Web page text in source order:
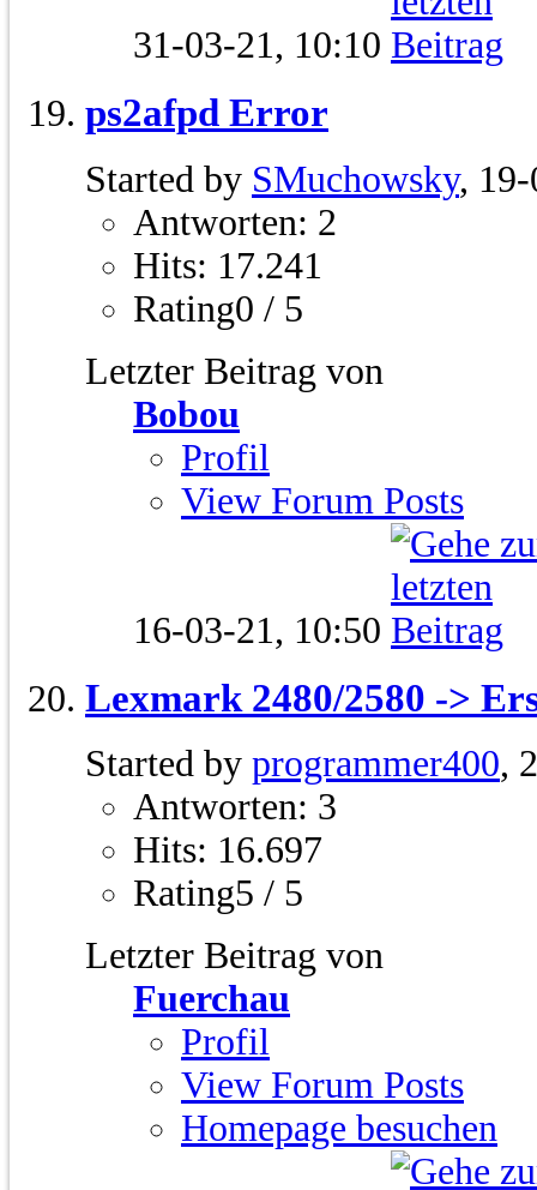
31-03-21, 10:10
ps2afpd Error
Started by SMuchowsky,
Antworten: 2
Hits: 17.241
Rating0 / 5
Letzter Beitrag von
Bobou
Profil
View Forum Posts
16-03-21, 10:50
Lexmark 2480/2580 ->
Started by programmer400,
Antworten: 3
Hits: 16.697
Rating5 / 5
Letzter Beitrag von
Fuerchau
Profil
View Forum Posts
Homepage besuchen